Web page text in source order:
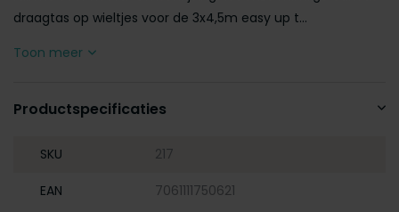
draagtas op wieltjes voor de 3x4,5m easy up t...
Toon meer
Productspecificaties
SKU 217
EAN 7061111750621